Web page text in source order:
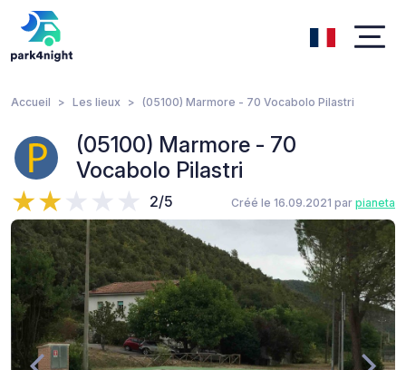
Accueil Les lieux (05100) Marmore - 70 Vocabolo Pilastri
(05100) Marmore - 70
Vocabolo Pilastri
2/5 Créé le 16.09.2021 par pianeta